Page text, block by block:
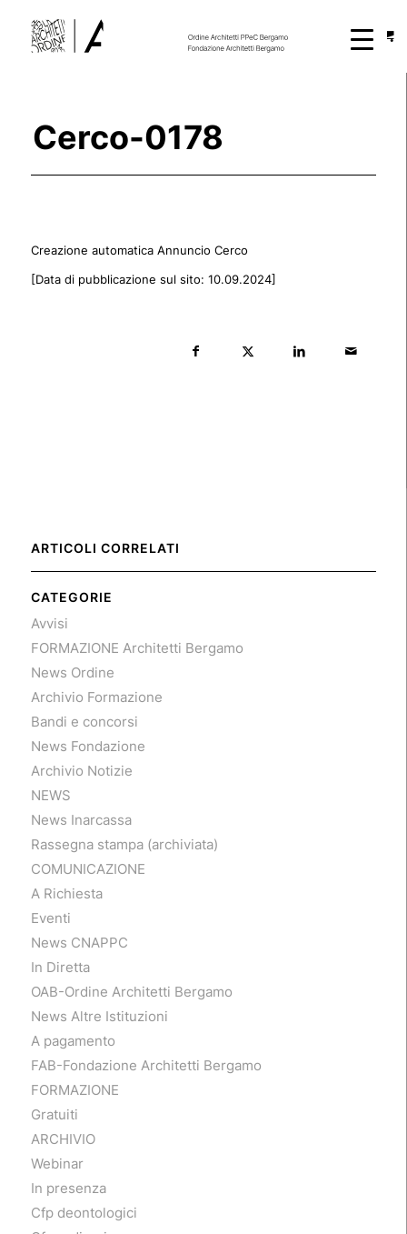
Cerco-0178
Creazione automatica Annuncio Cerco
[Data di pubblicazione sul sito: 10.09.2024]
ARTICOLI CORRELATI
CATEGORIE
Avvisi
FORMAZIONE Architetti Bergamo
News Ordine
Archivio Formazione
Bandi e concorsi
News Fondazione
Archivio Notizie
NEWS
News Inarcassa
Rassegna stampa (archiviata)
COMUNICAZIONE
A Richiesta
Eventi
News CNAPPC
In Diretta
OAB-Ordine Architetti Bergamo
News Altre Istituzioni
A pagamento
FAB-Fondazione Architetti Bergamo
FORMAZIONE
Gratuiti
ARCHIVIO
Webinar
In presenza
Cfp deontologici